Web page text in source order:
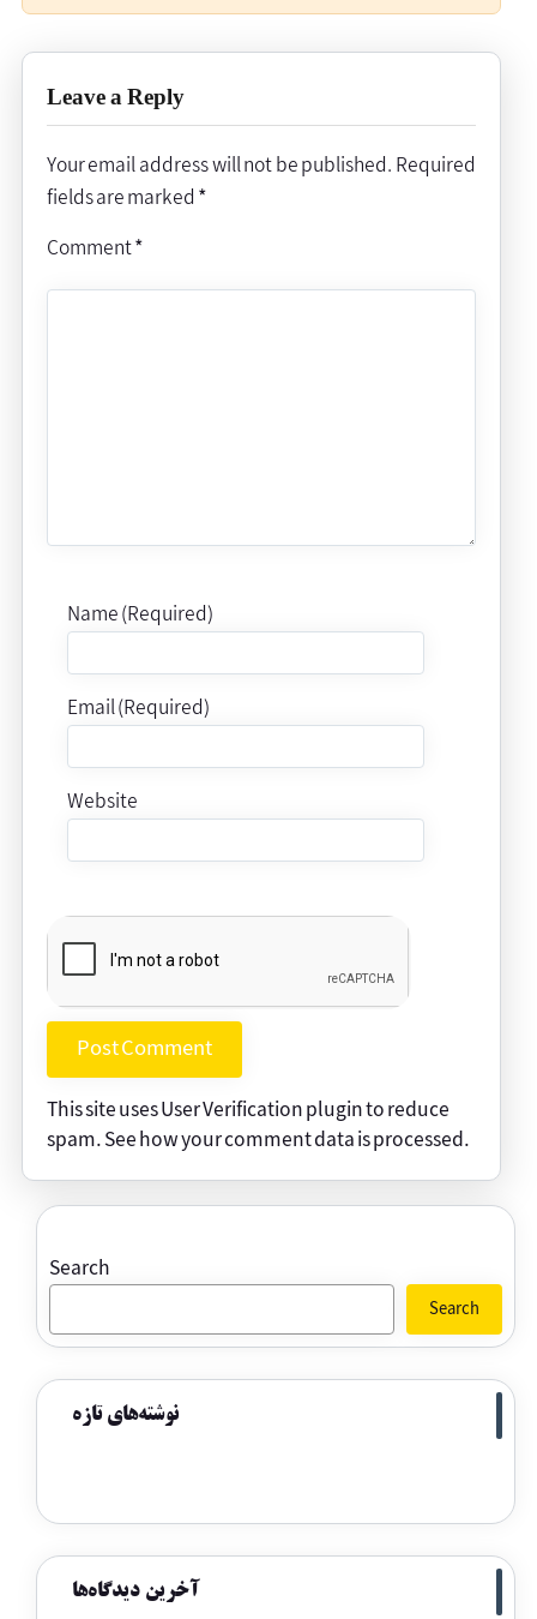
Leave a Reply
Your email address will not be published. Required
fields are marked *
Comment*
Name (Required)
Email (Required)
Website
This site uses User Verification plugin to reduce
spam.See how your comment data is processed.
Search
Search
نوشته‌های تازه
آخرین دیدگاه‌ها